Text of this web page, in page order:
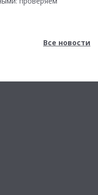
Все новости